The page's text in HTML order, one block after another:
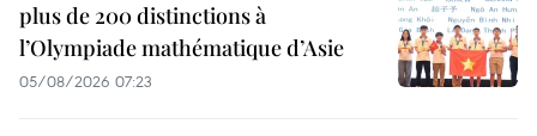
plus de 200 distinctions à
l’Olympiade mathématique d’Asie
05/08/2026 07:23